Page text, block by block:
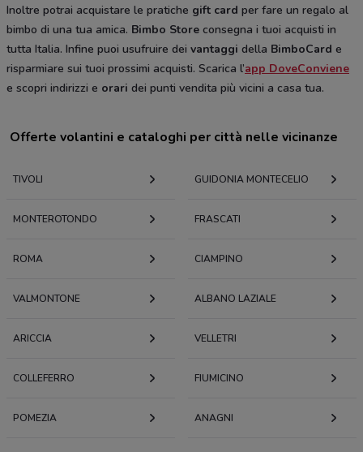
Inoltre potrai acquistare le pratiche gift card per fare un regalo al
bimbo di una tua amica. Bimbo Store consegna i tuoi acquisti in
tutta Italia. Infine puoi usufruire dei vantaggi della BimboCard e
risparmiare sui tuoi prossimi acquisti. Scarica l’app DoveConviene
e scopri indirizzi e orari dei punti vendita più vicini a casa tua.
Offerte volantini e cataloghi per città nelle vicinanze
TIVOLI GUIDONIA MONTECELIO
MONTEROTONDO FRASCATI
ROMA CIAMPINO
VALMONTONE ALBANO LAZIALE
ARICCIA VELLETRI
COLLEFERRO FIUMICINO
POMEZIA ANAGNI